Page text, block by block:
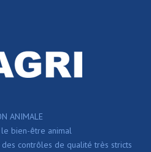
ANIMALE
bien-être animal
des contrôles de qualité très stricts